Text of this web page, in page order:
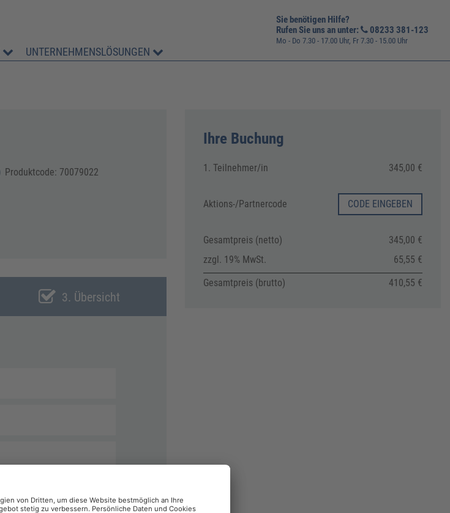
UNTERNEHMENSLÖSUNGEN
Sie benötigen Hilfe?
Rufen Sie uns an unter:
08233 381-123
Mo - Do 7.30 - 17.00 Uhr, Fr 7.30 - 15.00 Uhr
Produktcode: 70079022
3. Übersicht
Ihre Buchung
1. Teilnehmer/in 345,00 €
Aktions-/Partnercode CODE EINGEBEN
Gesamtpreis (netto)
345,00 €
zzgl. 19% MwSt.
65,55 €
Gesamtpreis (brutto)
410,55 €